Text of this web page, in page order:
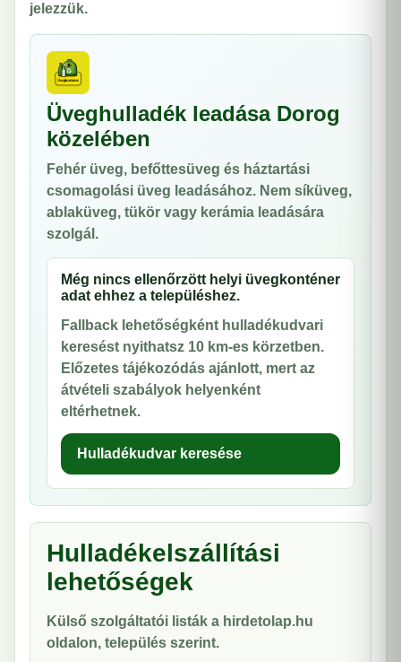
jelezzük.
Üveghulladék leadása Dorog
közelében
Fehér üveg, befőttesüveg és háztartási
csomagolási üveg leadásához. Nem síküveg,
ablaküveg, tükör vagy kerámia leadására
szolgál.
Még nincs ellenőrzött helyi üvegkonténer
adat ehhez a településhez.
Fallback lehetőségként hulladékudvari
keresést nyithatsz 10 km-es körzetben.
Előzetes tájékozódás ajánlott, mert az
átvételi szabályok helyenként
eltérhetnek.
Hulladékudvar keresése
Hulladékelszállítási
lehetőségek
Külső szolgáltatói listák a hirdetolap.hu
oldalon, település szerint.